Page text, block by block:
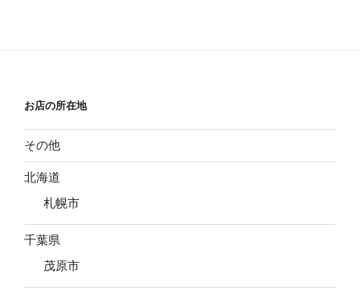
お店の所在地
その他
北海道
札幌市
千葉県
茂原市